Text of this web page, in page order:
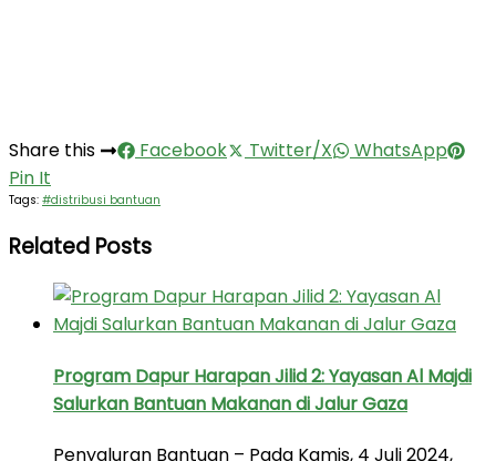
Share this Facebook Twitter/X
WhatsApp
Pin It
Tags: #distribusi bantuan
Related Posts
Program Dapur Harapan Jilid 2: Yayasan Al Majdi
Salurkan Bantuan Makanan di Jalur Gaza
Penyaluran Bantuan – Pada Kamis, 4 Juli 2024,